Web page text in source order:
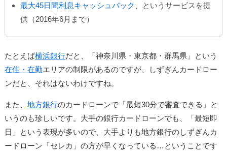
最大45日間利息キャッシュバック
、というサービスを提
供（2016年6月まで）
たとえば横浜銀行だと、「神奈川県・東京都・群馬県」という
在住・在勤エリアの制限があるのですが、しずぎんカードロー
ンだと、それはないわけですね。
また、地方銀行のカードローンで「最短30分で審査できる」と
いうのも珍しいです。大手の銀行カードローンでも、「最短即
日」という表現が多いので、大手よりも地方銀行のしずぎんカ
ードローン「セレカ」の方が早くなっている…ということです